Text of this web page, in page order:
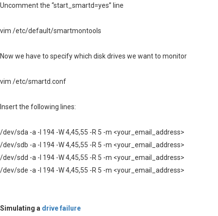
Uncomment the “start_smartd=yes” line
vim /etc/default/smartmontools
Now we have to specify which disk drives we want to monitor
vim /etc/smartd.conf
Insert the following lines:
/dev/sda -a -I 194 -W 4,45,55 -R 5 -m <your_email_address>
/dev/sdb -a -I 194 -W 4,45,55 -R 5 -m <your_email_address>
/dev/sdd -a -I 194 -W 4,45,55 -R 5 -m <your_email_address>
/dev/sde -a -I 194 -W 4,45,55 -R 5 -m <your_email_address>
Simulating a drive failure